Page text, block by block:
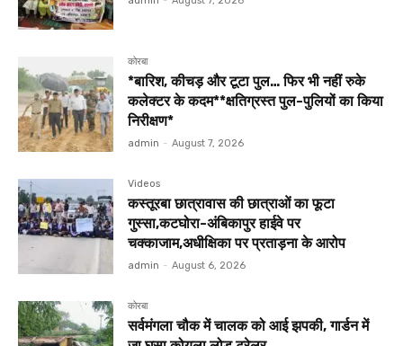
कोरबा
*बारिश, कीचड़ और टूटा पुल… फिर भी नहीं रुके
कलेक्टर के कदम**क्षतिग्रस्त पुल-पुलियों का किया
निरीक्षण*
admin - August 7, 2026
Videos
कस्तूरबा छात्रावास की छात्राओं का फूटा
गुस्सा,कटघोरा-अंबिकापुर हाईवे पर
चक्काजाम,अधीक्षिका पर प्रताड़ना के आरोप
admin - August 6, 2026
कोरबा
सर्वमंगला चौक में चालक को आई झपकी, गार्डन में